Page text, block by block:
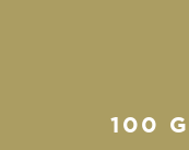
100